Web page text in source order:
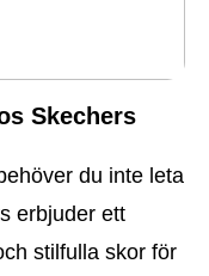
Skechers
du inte leta
erbjuder ett
stilfulla skor för